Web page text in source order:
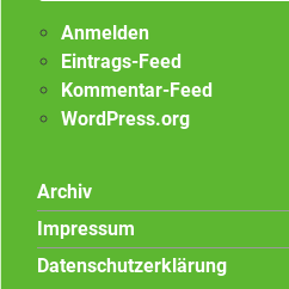
Anmelden
Eintrags-Feed
Kommentar-Feed
WordPress.org
Archiv
Impressum
Datenschutzerklärung